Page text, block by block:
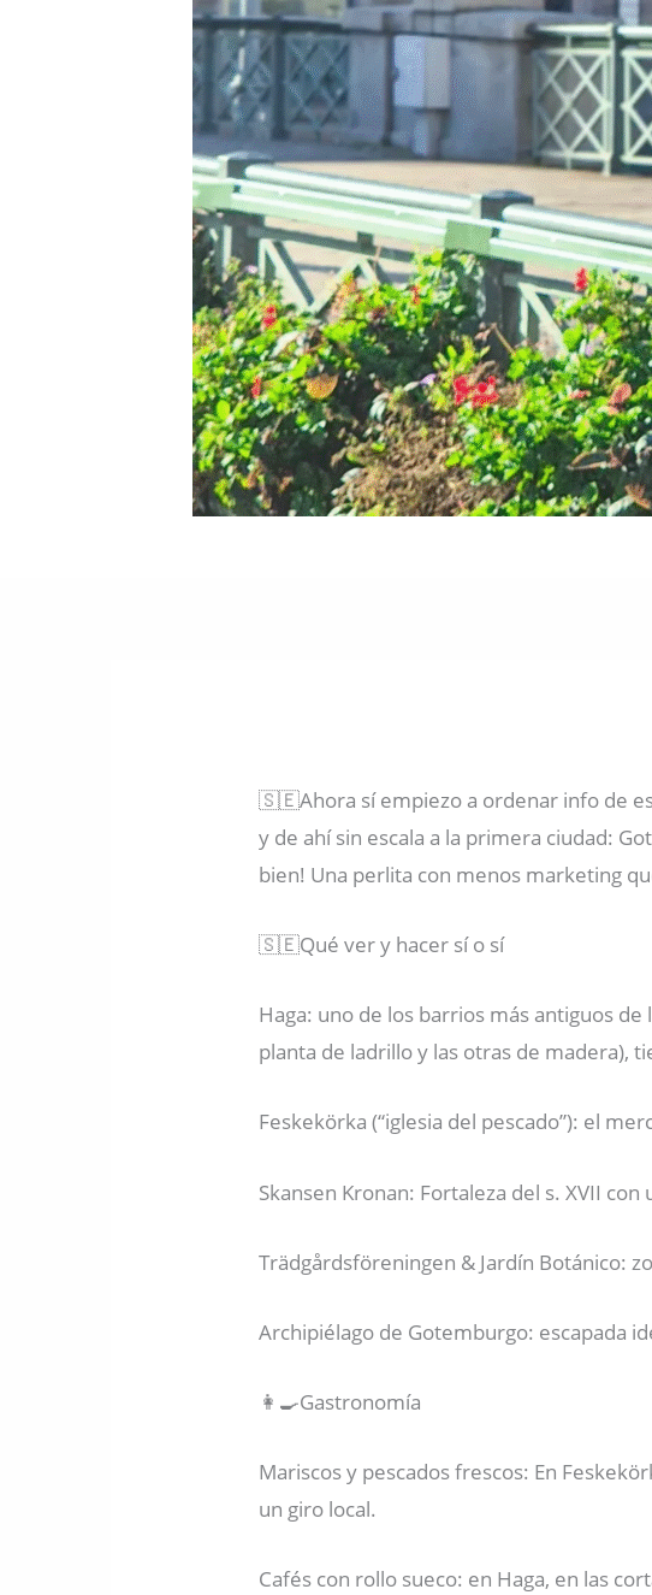
🇸🇪Ahora sí empiezo a ordenar info de
y de ahí sin escala a la primera ciudad:
bien! Una perlita con menos marketing
🇸🇪Qué ver y hacer sí o sí
Haga: uno de los barrios más antiguos de
planta de ladrillo y las otras de madera),
Feskekörka (“iglesia del pescado”): el
Skansen Kronan: Fortaleza del s. XVII
Trädgårdsföreningen & Jardín Botánico:
Archipiélago de Gotemburgo: escapada
👩‍🍳Gastronomía
Mariscos y pescados frescos: En
un giro local.
Cafés con rollo sueco: en Haga, en las